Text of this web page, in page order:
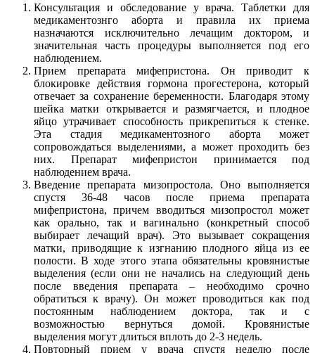
Консультация и обследование у врача. Таблетки для
медикаментознго аборта и правила их приема
назначаются исключительно лечащим доктором, и
значительная часть процедуры выполняется под его
наблюдением.
Прием препарата мифепристона. Он приводит к
блокировке действия гормона прогестерона, который
отвечает за сохранение беременности. Благодаря этому
шейка матки открывается и размягчается, и плодное
яйцо утрачивает способность прикрепиться к стенке.
Эта стадия медикаментозного аборта может
сопровождаться выделениями, а может проходить без
них. Препарат мифепристон принимается под
наблюдением врача.
Введение препарата мизопростола. Оно выполняется
спустя 36-48 часов после приема препарата
мифепристона, причем вводиться мизопростол может
как орально, так и вагинально (конкретный способ
выбирает лечащий врач). Это вызывает сокращения
матки, приводящие к изгнанию плодного яйца из ее
полости. В ходе этого этапа обязательны кровянистые
выделения (если они не начались на следующий день
после введения препарата – необходимо срочно
обратиться к врачу). Он может проводиться как под
постоянным наблюдением доктора, так и с
возможностью вернуться домой. Кровянистые
выделения могут длиться вплоть до 2-3 недель.
Повторный прием у врача спустя неделю после